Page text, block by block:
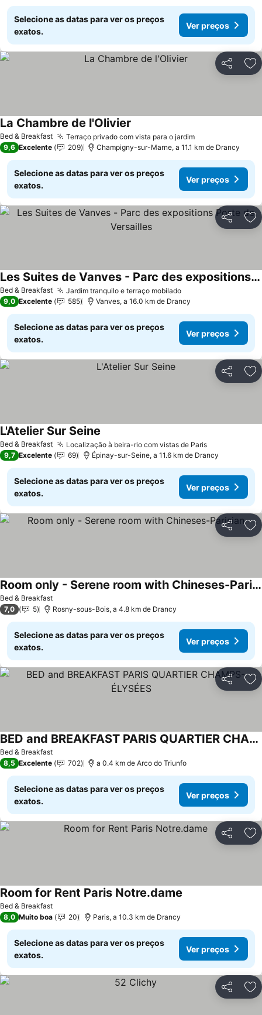
Selecione as datas para ver os preços
exatos.
Ver preços
Partilhar
Bed & Breakfast Terraço privado com vista para o jardim
La Chambre de l'Olivier
9,6 Excelente 209 Champigny-sur-Marne, a 11.1 km de Drancy
Selecione as datas para ver os preços
exatos.
Ver preços
Partilhar
Bed & Breakfast Jardim tranquilo e terraço mobilado
Les Suites de Vanves - Parc des expositions Porte de Versailles
9,0 Excelente 585 Vanves, a 16.0 km de Drancy
Selecione as datas para ver os preços
exatos.
Ver preços
Partilhar
Bed & Breakfast Localização à beira-rio com vistas de Paris
L'Atelier Sur Seine
9,7 Excelente 69 Épinay-sur-Seine, a 11.6 km de Drancy
Selecione as datas para ver os preços
exatos.
Ver preços
Partilhar
Bed & Breakfast
Room only - Serene room with Chineses-Parisian
7,0 5 Rosny-sous-Bois, a 4.8 km de Drancy
Selecione as datas para ver os preços
exatos.
Ver preços
Partilhar
Bed & Breakfast
BED and BREAKFAST PARIS QUARTIER CHAMPS-ÉLYSÉES
8,5 Excelente 702 a 0.4 km de Arco do Triunfo
Selecione as datas para ver os preços
exatos.
Ver preços
Partilhar
Bed & Breakfast
Room for Rent Paris Notre.dame
8,0 Muito boa 20 Paris, a 10.3 km de Drancy
Selecione as datas para ver os preços
exatos.
Ver preços
Partilhar